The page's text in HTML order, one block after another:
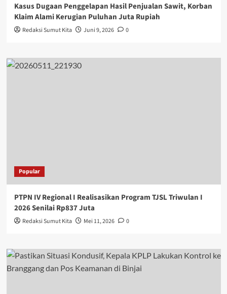
Kasus Dugaan Penggelapan Hasil Penjualan Sawit, Korban
Klaim Alami Kerugian Puluhan Juta Rupiah
Redaksi Sumut Kita Juni 9, 2026 0
Popular
PTPN IV Regional I Realisasikan Program TJSL Triwulan I
2026 Senilai Rp837 Juta
Redaksi Sumut Kita Mei 11, 2026 0